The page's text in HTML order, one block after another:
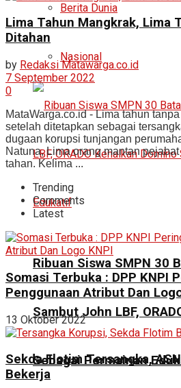
Berita Dunia
Nasional
Ribuan Siswa SMPN 30
Sambut John LBF,
Sebagai Permainan
Lima Tahun Mangkrak, Lima
Ditahan
by Redaksi Matawarga.co.id
7 September 2022
0
MataWarga.co.id - Lima tahun
setelah ditetapkan sebagai
dugaan korupsi tunjangan
Natuna, Lima orang mantan
tahan. Kelima ...
Trending
Comments
Latest
Somasi Terbuka : DPP KNPI
Penggunaan Atribut Dan
13 Oktober 2022
Sekda Flotim Tersangka,
Bekerja